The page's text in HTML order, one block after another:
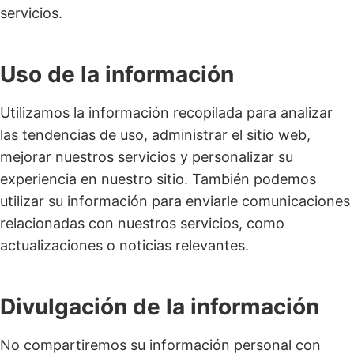
servicios.
Uso de la información
Utilizamos la información recopilada para analizar
las tendencias de uso, administrar el sitio web,
mejorar nuestros servicios y personalizar su
experiencia en nuestro sitio. También podemos
utilizar su información para enviarle comunicaciones
relacionadas con nuestros servicios, como
actualizaciones o noticias relevantes.
Divulgación de la información
No compartiremos su información personal con